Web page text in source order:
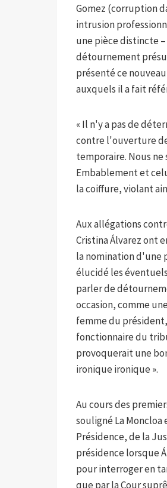
Gomez (corruption
intrusion
une pièce distincte
détournement
présenté ce
auxquels il a fait
« Il n'y a pas de
contre l'ouverture
temporaire. Nous
Embablement et
la coiffure, violant
Aux allégations
Cristina Álvarez ont
la nomination d'une
élucidé les
parler de
occasion, comme
femme du
fonctionnaire du
provoquerait une
ironique ironique ».
Au cours des
souligné La
Présidence, de la
présidence lorsque
pour interroger en
que par la Cour